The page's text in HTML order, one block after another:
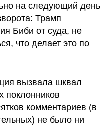
на следующий день
Трамп
Биби от суда, не
что делает это по
вызвала шквал
поклонников
комментариев (в
не было ни